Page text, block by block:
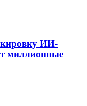
ИИ-
миллионные